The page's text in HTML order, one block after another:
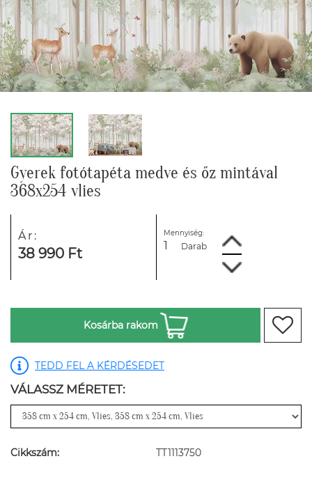
Gyerek fotótapéta medve és őz mintával
368x254 vlies
Ár:
38 990 Ft
Mennyiség:
Darab
Kosárba rakom
TEDD FEL A KÉRDÉSEDET
VÁLASSZ MÉRETET:
Cikkszám: TT1113750